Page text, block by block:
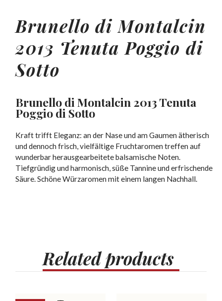
Brunello di Montalcin
2013 Tenuta Poggio di
Sotto
Brunello di Montalcin 2013 Tenuta
Poggio di Sotto
Kraft trifft Eleganz: an der Nase und am Gaumen ätherisch
und dennoch frisch, vielfältige Fruchtaromen treffen auf
wunderbar herausgearbeitete balsamische Noten.
Tiefgründig und harmonisch, süße Tannine und erfrischende
Säure. Schöne Würzaromen mit einem langen Nachhall.
Relatedproducts